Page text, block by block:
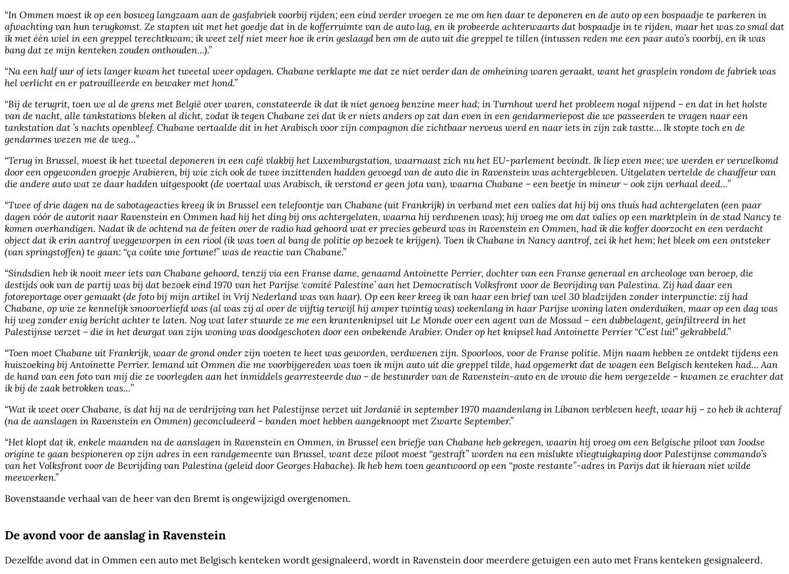
“In Ommen moest ik op een bosweg langzaam aan de gasfabriek voorbij rijden; een eind verder vroegen ze me om hen daar te deponeren en de auto op een bospaadje te parkeren in
afwachting van hun terugkomst. Ze stapten uit met het goedje dat in de kofferruimte van de auto lag, en ik probeerde achterwaarts dat bospaadje in te rijden, maar het was zo smal dat
ik met één wiel in een greppel terechtkwam; ik weet zelf niet meer hoe ik erin geslaagd ben om de auto uit die greppel te tillen (intussen reden me een paar auto’s voorbij, en ik was
bang dat ze mijn kenteken zouden onthouden…).”
“Na een half uur of iets langer kwam het tweetal weer opdagen. Chabane verklapte me dat ze niet verder dan de omheining waren geraakt, want het grasplein rondom de fabriek was
hel verlicht en er patrouilleerde en bewaker met hond.”
“Bij de terugrit, toen we al de grens met België over waren, constateerde ik dat ik niet genoeg benzine meer had; in Turnhout werd het probleem nogal nijpend – en dat in het holste
van de nacht, alle tankstations bleken al dicht, zodat ik tegen Chabane zei dat ik er niets anders op zat dan even in een gendarmeriepost die we passeerden te vragen naar een
tankstation dat ’s nachts openbleef. Chabane vertaalde dit in het Arabisch voor zijn compagnon die zichtbaar nerveus werd en naar iets in zijn zak tastte… Ik stopte toch en de
gendarmes wezen me de weg…”
“Terug in Brussel, moest ik het tweetal deponeren in een café vlakbij het Luxemburgstation, waarnaast zich nu het EU-parlement bevindt. Ik liep even mee; we werden er verwelkomd
door een opgewonden groepje Arabieren, bij wie zich ook de twee inzittenden hadden gevoegd van de auto die in Ravenstein was achtergebleven. Uitgelaten vertelde de chauffeur van
die andere auto wat ze daar hadden uitgespookt (de voertaal was Arabisch, ik verstond er geen jota van), waarna Chabane – een beetje in mineur – ook zijn verhaal deed…”
“Twee of drie dagen na de sabotageacties kreeg ik in Brussel een telefoontje van Chabane (uit Frankrijk) in verband met een valies dat hij bij ons thuis had achtergelaten (een paar
dagen vóór de autorit naar Ravenstein en Ommen had hij het ding bij ons achtergelaten, waarna hij verdwenen was); hij vroeg me om dat valies op een marktplein in de stad Nancy te
komen overhandigen. Nadat ik de ochtend na de feiten over de radio had gehoord wat er precies gebeurd was in Ravenstein en Ommen, had ik die koffer doorzocht en een verdacht
object dat ik erin aantrof weggeworpen in een riool (ik was toen al bang de politie op bezoek te krijgen). Toen ik Chabane in Nancy aantrof, zei ik het hem; het bleek om een ontsteker
(van springstoffen) te gaan: “ça coûte une fortune!” was de reactie van Chabane.”
“Sindsdien heb ik nooit meer iets van Chabane gehoord, tenzij via een Franse dame, genaamd Antoinette Perrier, dochter van een Franse generaal en archeologe van beroep, die
destijds ook van de partij was bij dat bezoek eind 1970 van het Parijse ‘comité Palestine’ aan het Democratisch Volksfront voor de Bevrijding van Palestina. Zij had daar een
fotoreportage over gemaakt (de foto bij mijn artikel in Vrij Nederland was van haar). Op een keer kreeg ik van haar een brief van wel 30 bladzijden zonder interpunctie: zij had
Chabane, op wie ze kennelijk smoorverliefd was (al was zij al over de vijftig terwijl hij amper twintig was) wekenlang in haar Parijse woning laten onderduiken, maar op een dag was
hij weg zonder enig bericht achter te laten. Nog wat later stuurde ze me een krantenknipsel uit Le Monde over een agent van de Mossad – een dubbelagent, geïnfiltreerd in het
Palestijnse verzet – die in het deurgat van zijn woning was doodgeschoten door een onbekende Arabier. Onder op het knipsel had Antoinette Perrier “C’est lui!” gekrabbeld.”
“Toen moet Chabane uit Frankrijk, waar de grond onder zijn voeten te heet was geworden, verdwenen zijn. Spoorloos, voor de Franse politie. Mijn naam hebben ze ontdekt tijdens een
huiszoeking bij Antoinette Perrier. Iemand uit Ommen die me voorbijgereden was toen ik mijn auto uit die greppel tilde, had opgemerkt dat de wagen een Belgisch kenteken had… Aan
de hand van een foto van mij die ze voorlegden aan het inmiddels gearresteerde duo – de bestuurder van de Ravenstein-auto en de vrouw die hem vergezelde – kwamen ze erachter dat
ik bij de zaak betrokken was…”
“Wat ik weet over Chabane, is dat hij na de verdrijving van het Palestijnse verzet uit Jordanië in september 1970 maandenlang in Libanon verbleven heeft, waar hij – zo heb ik achteraf
(na de aanslagen in Ravenstein en Ommen) geconcludeerd – banden moet hebben aangeknoopt met Zwarte September.”
“Het klopt dat ik, enkele maanden na de aanslagen in Ravenstein en Ommen, in Brussel een briefje van Chabane heb gekregen, waarin hij vroeg om een Belgische piloot van Joodse
origine te gaan bespioneren op zijn adres in een randgemeente van Brussel, want deze piloot moest “gestraft” worden na een mislukte vliegtuigkaping door Palestijnse commando’s
van het Volksfront voor de Bevrijding van Palestina (geleid door Georges Habache). Ik heb hem toen geantwoord op een “poste restante”-adres in Parijs dat ik hieraan niet wilde
meewerken.”
Bovenstaande verhaal van de heer van den Bremt is ongewijzigd overgenomen.
De avond voor de aanslag in Ravenstein
Dezelfde avond dat in Ommen een auto met Belgisch kenteken wordt gesignaleerd, wordt in Ravenstein door meerdere getuigen een auto met Frans kenteken gesignaleerd.